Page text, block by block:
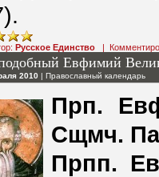
Русское Единство |
Евфимий
2010 | Православный календарь
Прп.
Сщмч.
Прпп.